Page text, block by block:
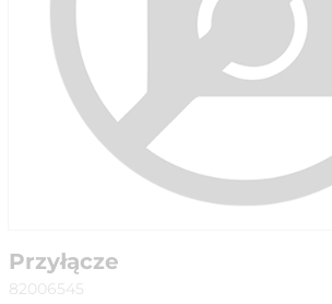
Przyłącze
82006545